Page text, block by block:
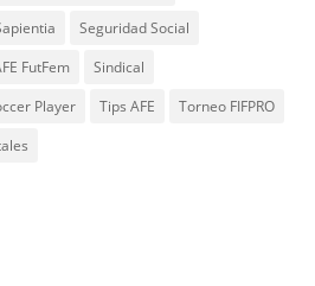
Seguridad Social
FutFem
Sindical
Player Tips AFE
Torneo FIFPRO